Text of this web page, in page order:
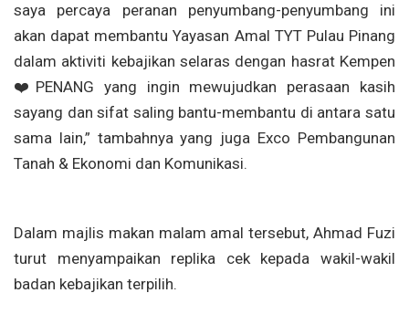
saya percaya peranan penyumbang-penyumbang ini
akan dapat membantu Yayasan Amal TYT Pulau Pinang
dalam aktiviti kebajikan selaras dengan hasrat Kempen
❤️ PENANG yang ingin mewujudkan perasaan kasih
sayang dan sifat saling bantu-membantu di antara satu
sama lain,” tambahnya yang juga Exco Pembangunan
Tanah & Ekonomi dan Komunikasi.
Dalam majlis makan malam amal tersebut, Ahmad Fuzi
turut menyampaikan replika cek kepada wakil-wakil
badan kebajikan terpilih.